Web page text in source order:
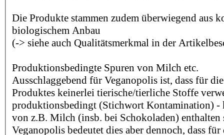
Die Produkte stammen zudem überwiegend aus
biologischem Anbau
(-> siehe auch Qualitätsmerkmal in der
Produktionsbedingte Spuren von Milch etc.
Ausschlaggebend für Veganopolis ist, dass für
Produktes keinerlei tierische/tierliche Stoffe
produktionsbedingt (Stichwort Kontamination) -
von z.B. Milch (insb. bei Schokoladen) enthalten
Veganopolis bedeutet dies aber dennoch, dass